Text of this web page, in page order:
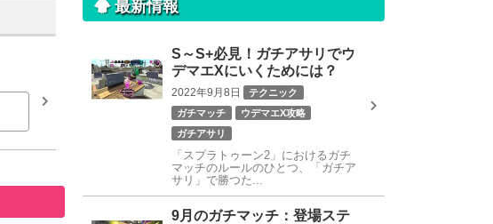
最新情報
S～S+必見！ガチアサリでウ
デマエXにいくためには？
2022年9月8日
テクニック
ガチマッチ
ウデマエX攻略
ガチアサリ
「スプラトゥーン2」におけるガチ
マッチのルールのひとつ、「ガチア
サリ」で勝つた...
9月のガチマッチ：登場ステ